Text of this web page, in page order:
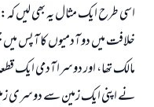
اسی طرح ایک مثال یہ بھی لیں
خلافت میں دو آدمیوں کا آپس
مالک تھا، اور دوسرا آدمی ایک
نے اپنی ایک زمین سے دوسری